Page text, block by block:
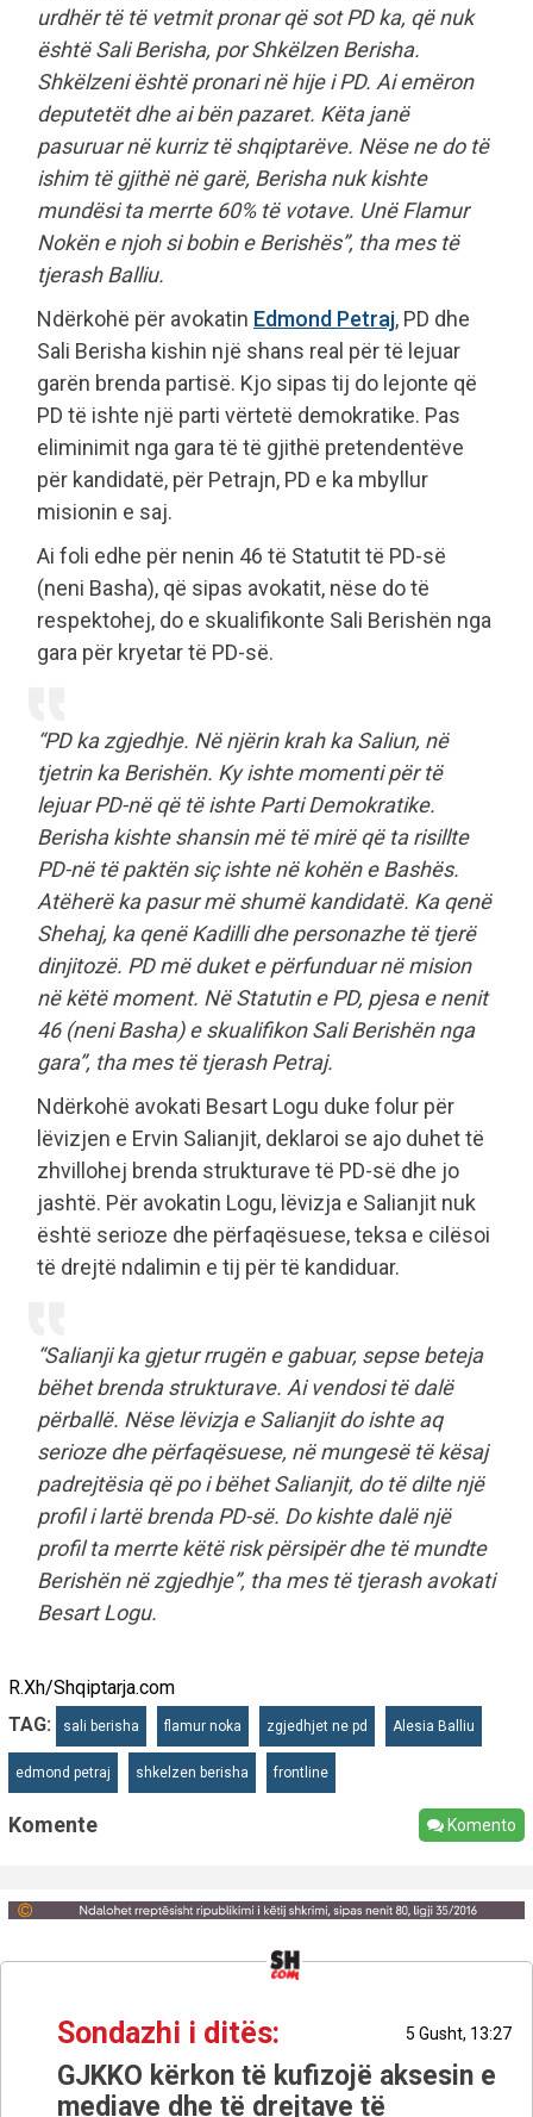
urdhër të të vetmit pronar që sot PD ka, që nuk
është Sali Berisha, por Shkëlzen Berisha.
Shkëlzeni është pronari në hije i PD. Ai emëron
deputetët dhe ai bën pazaret. Këta janë
pasuruar në kurriz të shqiptarëve. Nëse ne do të
ishim të gjithë në garë, Berisha nuk kishte
mundësi ta merrte 60% të votave. Unë Flamur
Nokën e njoh si bobin e Berishës”, tha mes të
tjerash Balliu.
Ndërkohë për avokatin Edmond Petraj, PD dhe
Sali Berisha kishin një shans real për të lejuar
garën brenda partisë. Kjo sipas tij do lejonte që
PD të ishte një parti vërtetë demokratike. Pas
eliminimit nga gara të të gjithë pretendentëve
për kandidatë, për Petrajn, PD e ka mbyllur
misionin e saj.
Ai foli edhe për nenin 46 të Statutit të PD-së
(neni Basha), që sipas avokatit, nëse do të
respektohej, do e skualifikonte Sali Berishën nga
gara për kryetar të PD-së.
“PD ka zgjedhje. Në njërin krah ka Saliun, në
tjetrin ka Berishën. Ky ishte momenti për të
lejuar PD-në që të ishte Parti Demokratike.
Berisha kishte shansin më të mirë që ta risillte
PD-në të paktën siç ishte në kohën e Bashës.
Atëherë ka pasur më shumë kandidatë. Ka qenë
Shehaj, ka qenë Kadilli dhe personazhe të tjerë
dinjitozë. PD më duket e përfunduar në mision
në këtë moment. Në Statutin e PD, pjesa e nenit
46 (neni Basha) e skualifikon Sali Berishën nga
gara”, tha mes të tjerash Petraj.
Ndërkohë avokati Besart Logu duke folur për
lëvizjen e Ervin Salianjit, deklaroi se ajo duhet të
zhvillohej brenda strukturave të PD-së dhe jo
jashtë. Për avokatin Logu, lëvizja e Salianjit nuk
është serioze dhe përfaqësuese, teksa e cilësoi
të drejtë ndalimin e tij për të kandiduar.
“Salianji ka gjetur rrugën e gabuar, sepse beteja
bëhet brenda strukturave. Ai vendosi të dalë
përballë. Nëse lëvizja e Salianjit do ishte aq
serioze dhe përfaqësuese, në mungesë të kësaj
padrejtësia që po i bëhet Salianjit, do të dilte një
profil i lartë brenda PD-së. Do kishte dalë një
profil ta merrte këtë risk përsipër dhe të mundte
Berishën në zgjedhje”, tha mes të tjerash avokati
Besart Logu.
R.Xh/Shqiptarja.com
TAG:
sali berisha flamur noka zgjedhjet ne pd Alesia Balliu
edmond petraj shkelzen berisha frontline
Komente Komento
Sondazhi i ditës: 5 Gusht, 13:27
GJKKO kërkon të kufizojë aksesin e
mediave dhe të drejtave të